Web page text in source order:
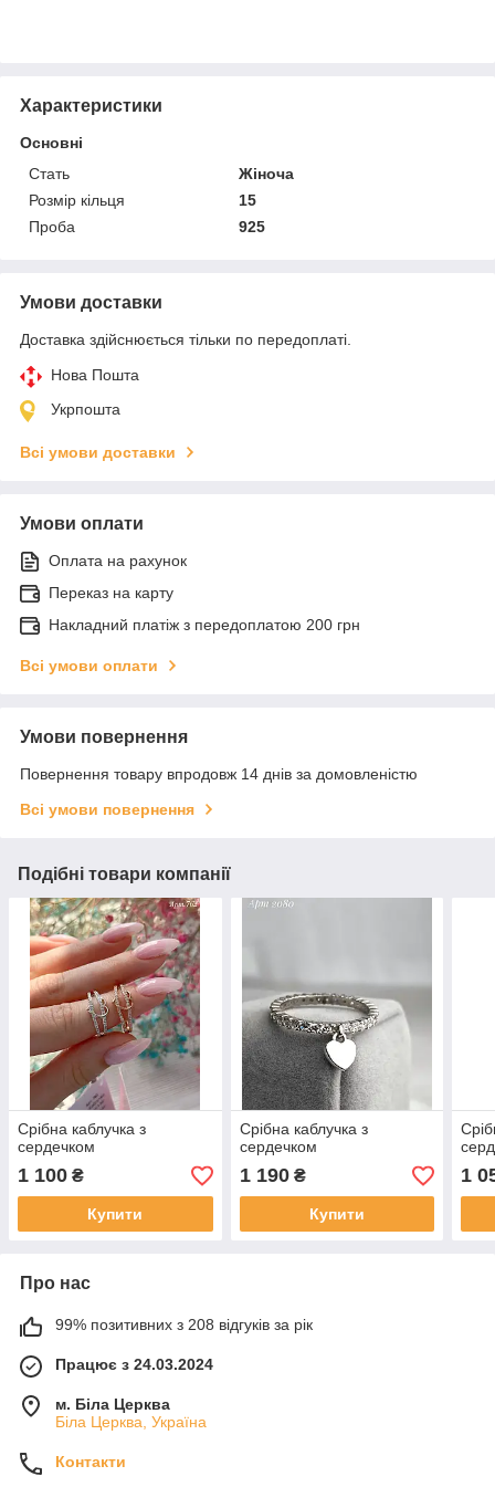
Характеристики
Основні
Стать
Жіноча
Розмір кільця
15
Проба
925
Умови доставки
Доставка здійснюється тільки по передоплаті.
Нова Пошта
Укрпошта
Всі умови доставки
Умови оплати
Оплата на рахунок
Переказ на карту
Накладний платіж з передоплатою 200 грн
Всі умови оплати
Умови повернення
Повернення товару впродовж 14 днів за домовленістю
Всі умови повернення
Подібні товари компанії
Срібна каблучка з
сердечком
1 100 ₴
Купити
Срібна каблучка з
сердечком
1 190₴
Купити
1
Про нас
99% позитивних з 208 відгуків за рік
Працює з 24.03.2024
м. Біла Церква
Біла Церква, Україна
Контакти